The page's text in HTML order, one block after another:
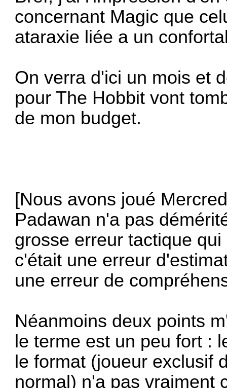
concernant Magic que
ataraxie liée a un
On verra d'ici un mois et
pour The Hobbit vont
de mon budget.
[Nous avons joué
Padawan n'a pas
grosse erreur tactique
c'était une erreur
une erreur de
Néanmoins deux points
le terme est un peu fort :
le format (joueur exclusif
normal) n'a pas vraiment